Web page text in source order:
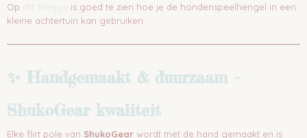
Op dit filmpje is goed te zien hoe je de hondenspeelhengel in een
kleine achtertuin kan gebruiken.
✨ Handgemaakt & duurzaam –
ShukoGear kwaliteit
Elke flirt pole van ShukoGear wordt met de hand gemaakt en is